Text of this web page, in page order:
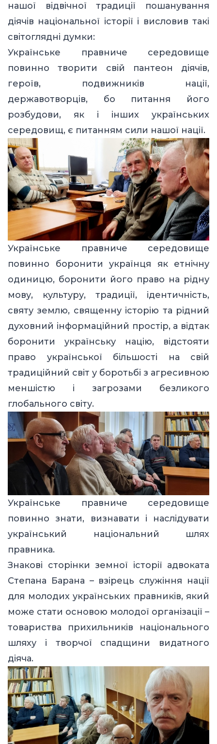
нашої відвічної традиції пошанування
діячів національної історії і висловив такі
світоглядні думки:
Українське правниче середовище
повинно творити свій пантеон діячів,
героїв, подвижників нації,
державотворців, бо питання його
розбудови, як і інших українських
середовищ, є питанням сили нашої нації.
Українське правниче середовище
повинно боронити українця як етнічну
одиницю, боронити його право на рідну
мову, культуру, традиції, ідентичність,
святу землю, священну історію та рідний
духовний інформаційний простір, а відтак
боронити українську націю, відстояти
право української більшості на свій
традиційний світ у боротьбі з агресивною
меншістю і загрозами безликого
глобального світу.
Українське правниче середовище
повинно знати, визнавати і наслідувати
український національний шлях
правника.
Знакові сторінки земної історії адвоката
Степана Барана – взірець служіння нації
для молодих українських правників, який
може стати основою молодої організації –
товариства прихильників національного
шляху і творчої спадщини видатного
діяча.